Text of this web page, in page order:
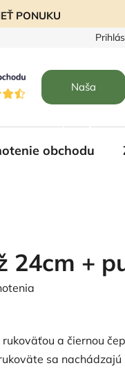
PONUKU
Naša
obchodu
24cm +
a čiernou
sa